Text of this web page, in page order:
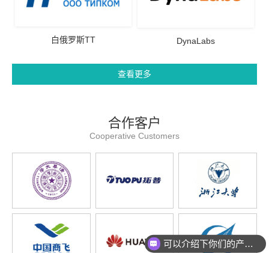
白俄罗斯TT DynaLabs
查看更多
合作客户
Cooperative Customers
可以介绍下你们的产品么